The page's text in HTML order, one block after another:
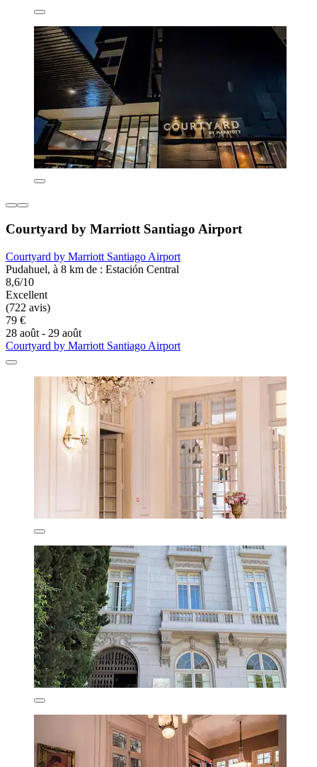
Courtyard by Marriott Santiago Airport
Courtyard by Marriott Santiago Airport
Pudahuel, à 8 km de : Estación Central
8,6/10
Excellent
(722 avis)
79 €
28 août - 29 août
Courtyard by Marriott Santiago Airport